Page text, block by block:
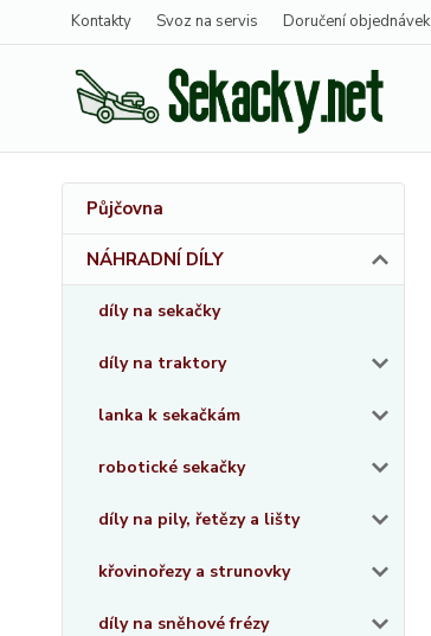
Kontakty Svoz na servis Doručení objednávek
Půjčovna
NÁHRADNÍ DÍLY
díly na sekačky
díly na traktory
lanka k sekačkám
robotické sekačky
díly na pily, řetězy a lišty
křovinořezy a strunovky
díly na sněhové frézy